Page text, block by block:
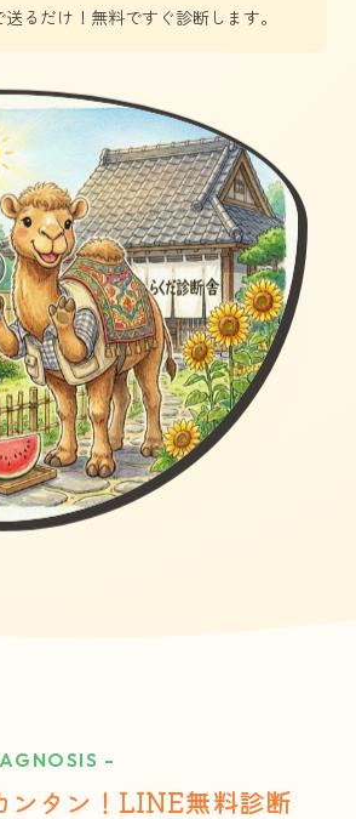
送るだけ！無料ですぐ診断します。
-
ンタン！LINE無料診断